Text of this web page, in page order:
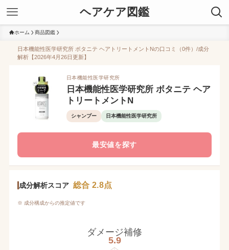
ヘアケア図鑑
ホーム 商品図鑑
日本機能性医学研究所 ボタニテ ヘアトリートメントNの口コミ（0件）/成分
解析【2026年4月26日更新】
日本機能性医学研究所
日本機能性医学研究所 ボタニテ ヘア
トリートメントN
シャンプー 日本機能性医学研究所
最安値を探す
成分解析スコア 総合 2.8点
※ 成分構成からの推定値です
ダメージ補修
5.9